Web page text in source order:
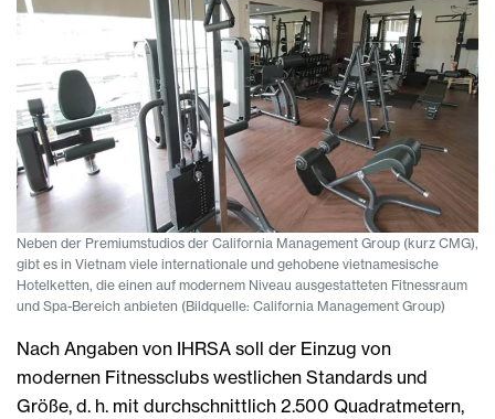
Neben der Premiumstudios der California Management Group (kurz CMG),
gibt es in Vietnam viele internationale und gehobene vietnamesische
Hotelketten, die einen auf modernem Niveau ausgestatteten Fitnessraum
und Spa-Bereich anbieten (Bildquelle: California Management Group)
Nach Angaben von IHRSA soll der Einzug von
modernen Fitnessclubs westlichen Standards und
Größe, d. h. mit durchschnittlich 2.500 Quadratmetern,